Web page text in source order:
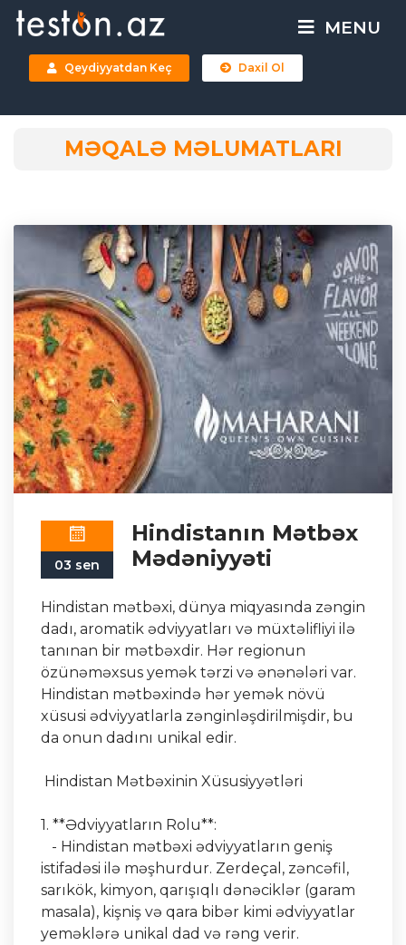
MENU
Qeydiyyatdan Keç Daxil Ol
MƏQALƏ MƏLUMATLARI
03 sen
Hindistanın Mətbəx
Mədəniyyəti
Hindistan mətbəxi, dünya miqyasında zəngin
dadı, aromatik ədviyyatları və müxtəlifliyi ilə
tanınan bir mətbəxdir. Hər regionun
özünəməxsus yemək tərzi və ənənələri var.
Hindistan mətbəxində hər yemək növü
xüsusi ədviyyatlarla zənginləşdirilmişdir, bu
da onun dadını unikal edir.
Hindistan Mətbəxinin Xüsusiyyətləri
1. **Ədviyyatların Rolu**:
- Hindistan mətbəxi ədviyyatların geniş
istifadəsi ilə məşhurdur. Zerdeçal, zəncəfil,
sarıkök, kimyon, qarışıqlı dənəciklər (garam
masala), kişniş və qara bibər kimi ədviyyatlar
yeməklərə unikal dad və rəng verir.